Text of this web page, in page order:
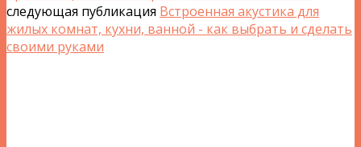
следующая публикация Встроенная акустика для
жилых комнат, кухни, ванной - как выбрать и сделать
своими руками